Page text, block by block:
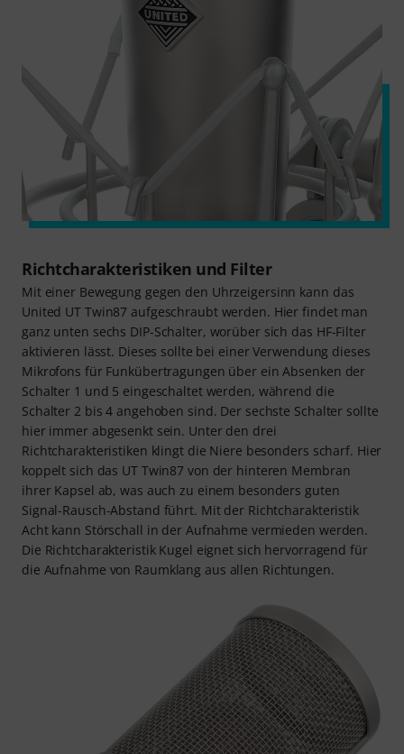
Richtcharakteristiken und Filter
Mit einer Bewegung gegen den Uhrzeigersinn kann das
United UT Twin87 aufgeschraubt werden. Hier findet man
ganz unten sechs DIP-Schalter, worüber sich das HF-Filter
aktivieren lässt. Dieses sollte bei einer Verwendung dieses
Mikrofons für Funkübertragungen über ein Absenken der
Schalter 1 und 5 eingeschaltet werden, während die
Schalter 2 bis 4 angehoben sind. Der sechste Schalter sollte
hier immer abgesenkt sein. Unter den drei
Richtcharakteristiken klingt die Niere besonders scharf. Hier
koppelt sich das UT Twin87 von der hinteren Membran
ihrer Kapsel ab, was auch zu einem besonders guten
Signal-Rausch-Abstand führt. Mit der Richtcharakteristik
Acht kann Störschall in der Aufnahme vermieden werden.
Die Richtcharakteristik Kugel eignet sich hervorragend für
die Aufnahme von Raumklang aus allen Richtungen.